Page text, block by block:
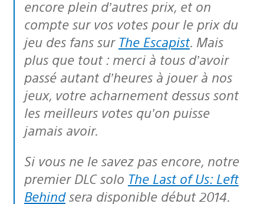
encore plein d’autres prix, et on
compte sur vos votes pour le prix du
jeu des fans sur The Escapist. Mais
plus que tout : merci à tous d’avoir
passé autant d’heures à jouer à nos
jeux, votre acharnement dessus sont
les meilleurs votes qu’on puisse
jamais avoir.
Si vous ne le savez pas encore, notre
premier DLC solo The Last of Us: Left
Behindsera disponible début 2014.